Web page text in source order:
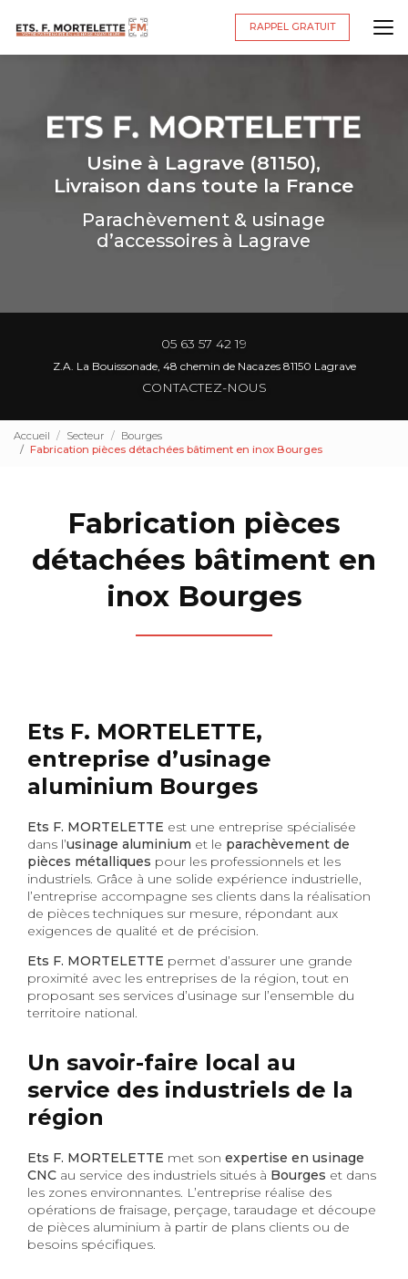
principal
RAPPEL GRATUIT
Usine à Lagrave (81150),
Livraison dans toute la France
Parachèvement & usinage
d’accessoires à Lagrave
05 63 57 42 19
Z.A. La Bouissonade, 48 chemin de Nacazes 81150 Lagrave
CONTACTEZ-NOUS
Accueil Secteur
Bourges
Fabrication pièces détachées bâtiment en inox Bourges
Fabrication pièces
détachées bâtiment en
inox Bourges
Ets F. MORTELETTE,
entreprise d’usinage
aluminium Bourges
Ets F. MORTELETTE est une entreprise spécialisée
dans l’usinage aluminium et le parachèvement de
pièces métalliques pour les professionnels et les
industriels. Grâce à une solide expérience industrielle,
l’entreprise accompagne ses clients dans la réalisation
de pièces techniques sur mesure, répondant aux
exigences de qualité et de précision.
Ets F. MORTELETTE permet d’assurer une grande
proximité avec les entreprises de la région, tout en
proposant ses services d’usinage sur l’ensemble du
territoire national.
Un savoir-faire local au
service des industriels de la
région
Ets F. MORTELETTE met son expertise en usinage
CNC au service des industriels situés à Bourges et dans
les zones environnantes. L’entreprise réalise des
opérations de fraisage, perçage, taraudage et découpe
de pièces aluminium à partir de plans clients ou de
besoins spécifiques.